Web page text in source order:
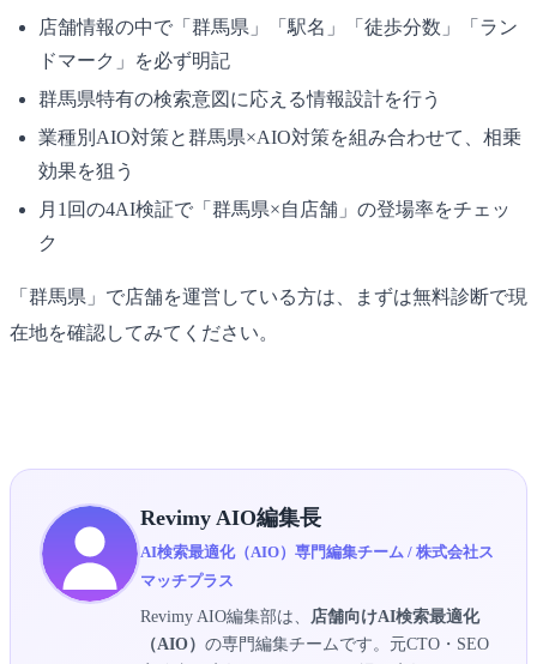
店舗情報の中で「群馬県」「駅名」「徒歩分数」「ラン
ドマーク」を必ず明記
群馬県特有の検索意図に応える情報設計を行う
業種別AIO対策と群馬県×AIO対策を組み合わせて、相乗
効果を狙う
月1回の4AI検証で「群馬県×自店舗」の登場率をチェッ
ク
「群馬県」で店舗を運営している方は、まずは無料診断で現
在地を確認してみてください。
Revimy AIO編集長
AI検索最適化（AIO）専門編集チーム / 株式会社ス
マッチプラス
Revimy AIO編集部は、
店舗向けAI検索最適化
（AIO） の専門編集チームです。元CTO・SEO